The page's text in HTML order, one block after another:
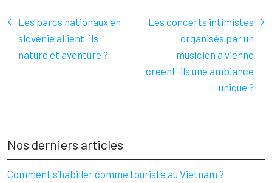
Les parcs nationaux en
slovénie allient-ils
nature et aventure ?
Les concerts intimistes
organisés par un
musicien à vienne
créent-ils une ambiance
unique ?
Nos derniers articles
Comment s’habiller comme touriste au Vietnam ?